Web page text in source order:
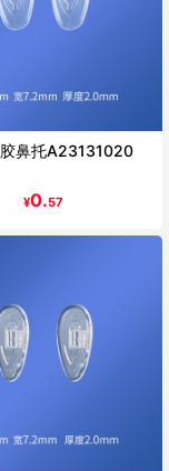
鼻托A23131020
¥0.57